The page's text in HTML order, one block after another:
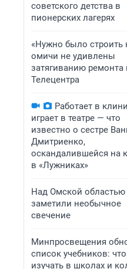
советского детства в
пионерских лагерях
«Нужно было строить
омичи не удивлены
затягиванию ремонта
Телецентра
Работает в
играет в театре — что
известно о сестре
Дмитриенко,
оскандалившейся на
в «Лужниках»
Над Омской областью
заметили необычное
свечение
Минпросвещения
список учебников: что
изучать в школах и